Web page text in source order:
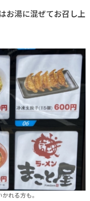
れる方も。
お湯に混ぜてお召し上